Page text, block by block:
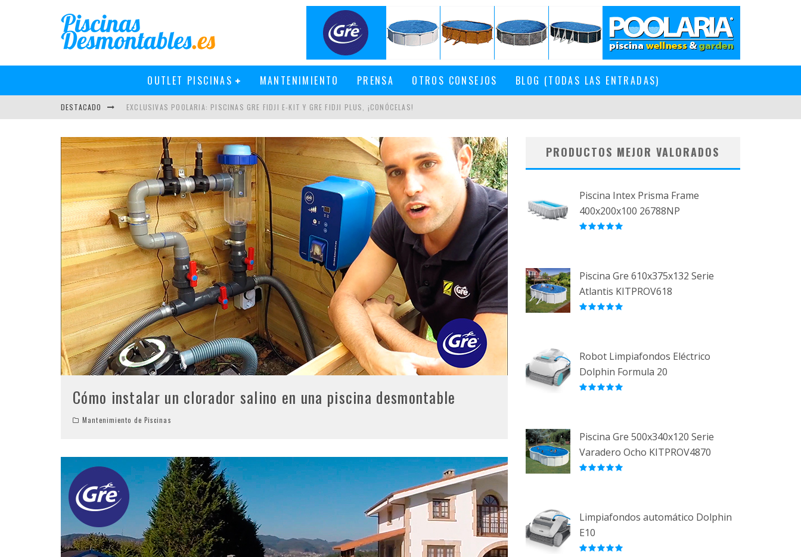
OUTLET PISCINAS MANTENIMIENTO PRENSA OTROS CONSEJOS BLOG (TODAS LAS ENTRADAS)
DESTACADO NOVEDADES EN PISCINAS GRE 2019
CÓMO INSTALAR UN CLORADOR SALINO EN UNA PISCINA DESMONTABLE
EXCLUSIVAS POOLARIA: PISCINAS GRE FIDJI E-KIT Y GRE FIDJI PLUS, ¡CONÓCELAS!
Cómo instalar un clorador salino en una piscina desmontable
Mantenimiento de Piscinas
PRODUCTOS MEJOR VALORADOS
Piscina Intex Prisma Frame
400x200x100 26788NP
Piscina Gre 610x375x132 Serie
Atlantis KITPROV618
Robot Limpiafondos Eléctrico
Dolphin Formula 20
Piscina Gre 500x340x120 Serie
Varadero Ocho KITPROV4870
Limpiafondos automático Dolphin
E10